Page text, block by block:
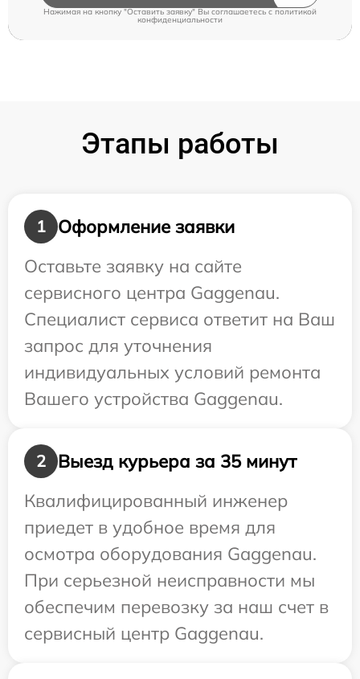
Нажимая на кнопку "Оставить заявку" Вы соглашаетесь c политикой
конфиденциальности
Этапы работы
1
Оформление заявки
Оставьте заявку на сайте
сервисного центра Gaggenau.
Специалист сервиса ответит на Ваш
запрос для уточнения
индивидуальных условий ремонта
Вашего устройства Gaggenau.
2
Выезд курьера за 35 минут
Квалифицированный инженер
приедет в удобное время для
осмотра оборудования Gaggenau.
При серьезной неисправности мы
обеспечим перевозку за наш счет в
сервисный центр Gaggenau.